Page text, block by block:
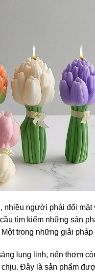
nhiều người phải đối
tìm kiếm những sản
Một trong những giải
lung linh, nến thơm
Đây là sản phẩm